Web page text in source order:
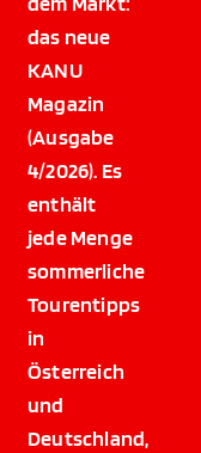
das neue
KANU
Magazin
(Ausgabe
4/2026). Es
enthält
jede Menge
sommerliche
Tourentipps
in
Österreich
und
Deutschland,